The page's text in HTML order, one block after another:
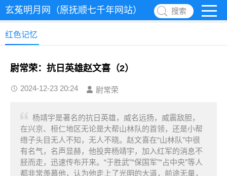
玄菟明月网（原抚顺七千年网站） 搜索
红色记忆
尉常荣：抗日英雄赵文喜（2）
2024-12-23 20:24 尉常荣
杨靖宇是著名的抗日英雄，威名远扬，威震敌胆，
在兴京、桓仁地区无论是大帮山林队的首领，还是小帮
绺子头目无人不知，无人不晓。赵文喜在“山林队”中很
有名气，名声显赫，他投奔杨靖宇，加入红军的消息不
胫而走，迅速传布开来。“于胜武”“保国军”“占中央”等人
都非常羡慕他，认为他走上了光明的大道，前途无量，